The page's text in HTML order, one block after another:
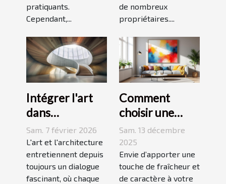
pratiquants.
Cependant,...
de nombreux
propriétaires....
Intégrer l'art
dans
l'architecture :
escaliers
comme moyen
d'expression
Sam. 7 février 2026
L'art et l'architecture
entretiennent depuis
toujours un dialogue
fascinant, où chaque
Comment
choisir une
peinture
moderne pour
dynamiser
votre espace ?
Sam. 13 décembre
2025
Envie d’apporter une
touche de fraîcheur et
de caractère à votre